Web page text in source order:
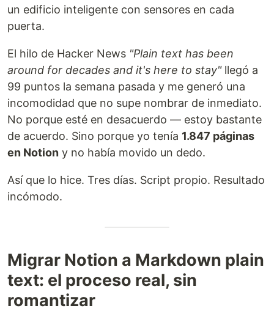
un edificio inteligente con sensores en cada
puerta.
El hilo de Hacker News "Plain text has been
around for decades and it's here to stay"llegó a
99 puntos la semana pasada y me generó una
incomodidad que no supe nombrar de inmediato.
No porque esté en desacuerdo — estoy bastante
de acuerdo. Sino porque yo tenía 1.847 páginas
en Notion y no había movido un dedo.
Así que lo hice. Tres días. Script propio. Resultado
incómodo.
Migrar Notion a Markdown plain
text: el proceso real, sin
romantizar